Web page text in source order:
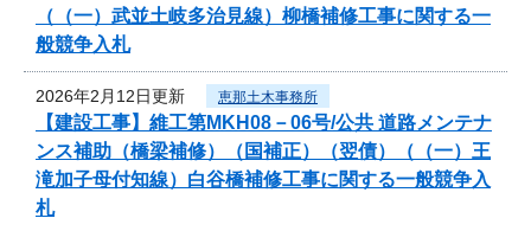
（（一）武並土岐多治見線）柳橋補修工事に関する一
般競争入札
2026年2月12日更新 恵那土木事務所
【建設工事】維工第MKH08－06号/公共 道路メンテナ
ンス補助（橋梁補修）（国補正）（翌債）（（一）王
滝加子母付知線）白谷橋補修工事に関する一般競争入
札